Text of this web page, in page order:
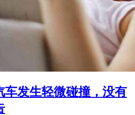
车发生轻微碰撞，没有